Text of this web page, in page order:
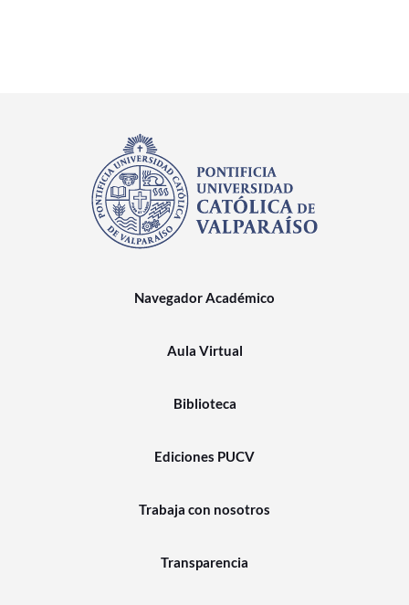
Navegador Académico
Aula Virtual
Biblioteca
Ediciones PUCV
Trabaja con nosotros
Transparencia